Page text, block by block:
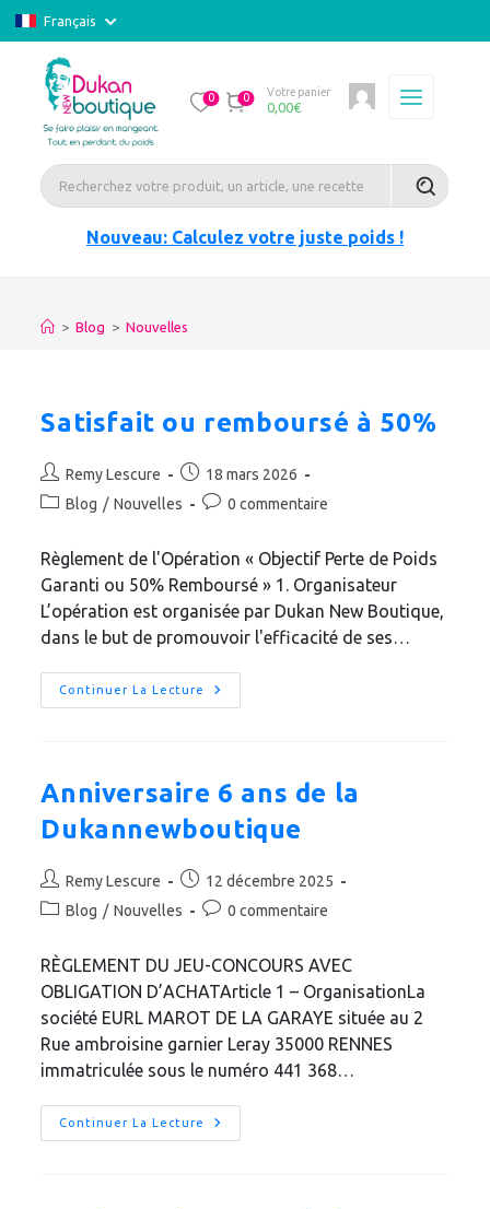
Français
0 0 Votre panier
0,00€
Nouveau: Calculez votre juste poids !
> Blog > Nouvelles
Satisfait ou remboursé à 50%
Auteur/autrice
de
Remy Lescure
Publication
publiée :
18 mars 2026
PostBlog / Nouvelles
Commentaires
publication :
0 commentaire
Règlement de l'Opération « Objectif Perte de Poids
Garanti ou 50% Remboursé » 1. Organisateur
L’opération est organisée par Dukan New Boutique,
dans le but de promouvoir l'efficacité de ses…
Continuer La Lecture
Satisfait
Ou
Anniversaire 6 ans de la
Dukannewboutique
Auteur/autrice
de
Remy Lescure
Publication
publiée :
12 décembre 2025
PostBlog / Nouvelles
Commentaires
publication :
0 commentaire
RÈGLEMENT DU JEU-CONCOURS AVEC
OBLIGATION D’ACHATArticle 1 – OrganisationLa
société EURL MAROT DE LA GARAYE située au 2
Rue ambroisine garnier Leray 35000 RENNES
immatriculée sous le numéro 441 368…
Continuer La Lecture
Anniversaire
6